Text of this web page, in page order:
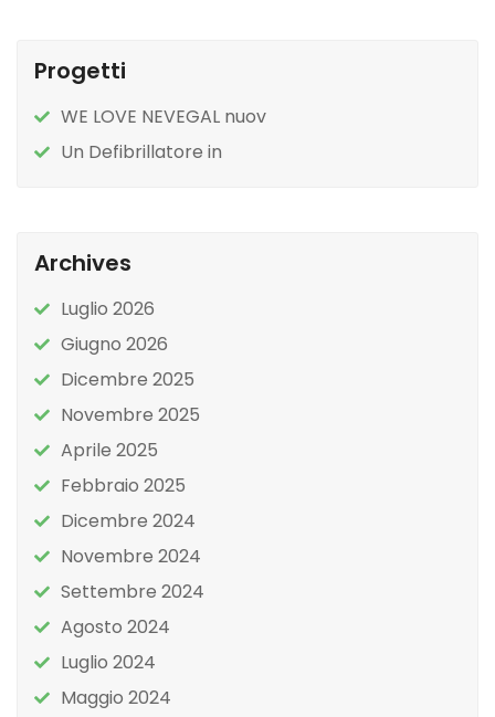
Progetti
WE LOVE NEVEGAL nuov
Un Defibrillatore in
Archives
Luglio 2026
Giugno 2026
Dicembre 2025
Novembre 2025
Aprile 2025
Febbraio 2025
Dicembre 2024
Novembre 2024
Settembre 2024
Agosto 2024
Luglio 2024
Maggio 2024